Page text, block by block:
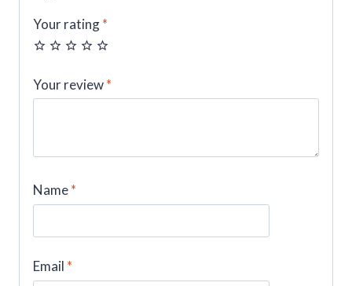
Your rating*
Your review*
Name*
Email *